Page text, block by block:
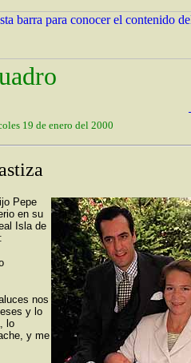
19 de enero del 2000
Pepe
en su
Isla de
nos
y lo
lo
y me